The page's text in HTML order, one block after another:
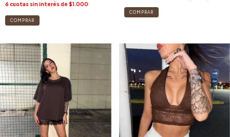
6 cuotas sin interés de $1.000
COMPRAR
COMPRAR